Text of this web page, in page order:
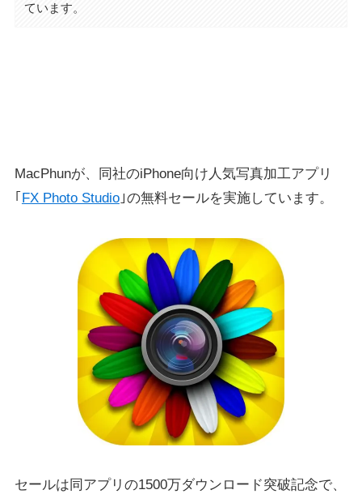
ています。
MacPhunが、同社のiPhone向け人気写真加工アプリ
｢ FX Photo Studio｣の無料セールを実施しています。
セールは同アプリの1500万ダウンロード突破記念で、